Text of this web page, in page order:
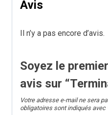
Avis
Il n’y a pas encore d’avis.
Soyez le
avis sur
Votre adresse e-mail ne sera
obligatoires sont indiqués avec